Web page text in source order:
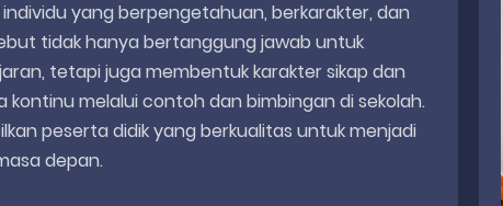
yang berpengetahuan, berkarakter, dan
tidak hanya bertanggung jawab untuk
tetapi juga membentuk karakter sikap dan
kontinu melalui contoh dan bimbingan di sekolah.
peserta didik yang berkualitas untuk menjadi
depan.